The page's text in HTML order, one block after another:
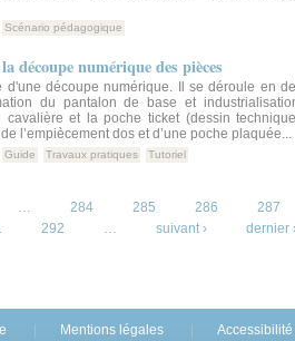
Scénario pédagogique
découpe numérique des pièces
d'une découpe numérique. Il se déroule en
du pantalon de base et
et la poche ticket (dessin
l’empiècement dos et d’une poche plaquée...
Guide Travaux pratiques Tutoriel
284 285 286 287
292 suivant › dernier
Mentions légales